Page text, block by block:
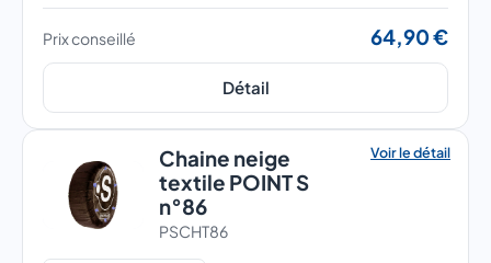
Prix conseillé 64,90 €
Détail
Chaine neige
textile POINT S
n°86
Voir le détail
PSCHT86